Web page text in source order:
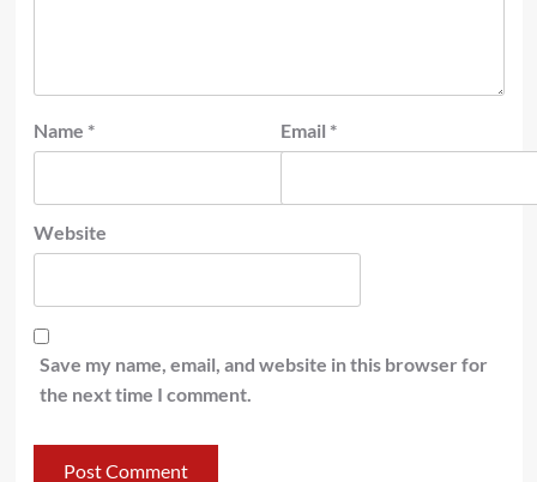
Name * Email *
Website
Save my name, email, and website in this browser for
the next time I comment.